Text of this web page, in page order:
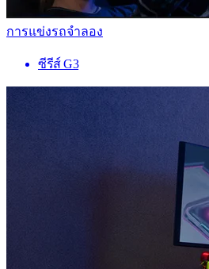
การแข่งรถจำลอง
ซีรีส์ G3